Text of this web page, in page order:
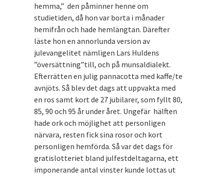
hemma,” den påminner henne om
studietiden, då hon var borta i månader
hemifrån och hade hemlängtan. Därefter
läste hon en annorlunda version av
julevangelitet nämligen Lars Huldens
”översättning”till, och på munsaldialekt.
Efterrätten en julig pannacotta med kaffe/te
avnjöts. Så blev det dags att uppvakta med
en ros samt kort de 27 jubilarer, som fyllt 80,
85, 90 och 95 år under året. Ungefär hälften
hade ork och möjlighet att personligen
närvara, resten fick sina rosor och kort
personligen hemförda. Så var det dags för
gratislotteriet bland julfestdeltagarna, ett
imponerande antal vinster kunde lottas ut